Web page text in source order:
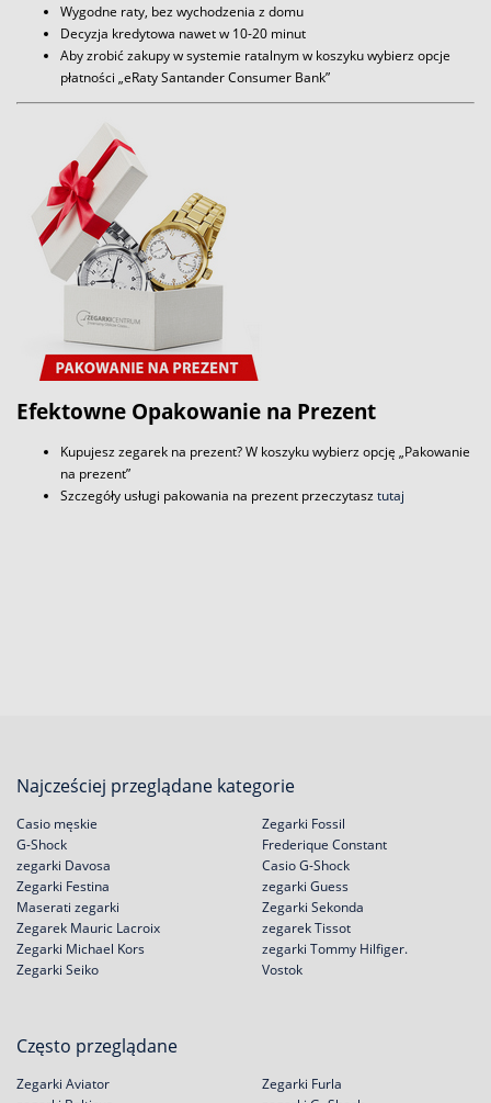
Wygodne raty, bez wychodzenia z domu
Decyzja kredytowa nawet w 10-20 minut
Aby zrobić zakupy w systemie ratalnym w koszyku wybierz opcje
płatności „eRaty Santander Consumer Bank”
Efektowne Opakowanie na Prezent
Kupujesz zegarek na prezent? W koszyku wybierz opcję „Pakowanie
na prezent”
Szczegóły usługi pakowania na prezent przeczytasztutaj
Najcześciej przeglądane kategorie
Casio męskie
G-Shock
zegarki Davosa
Zegarki Festina
Zegarki Fossil
Frederique Constant
Casio G-Shock
zegarki Guess
Maserati zegarki
Zegarek Mauric Lacroix
Zegarki Michael Kors
Zegarki Seiko
Zegarki Sekonda
zegarek Tissot
zegarki Tommy Hilfiger.
Vostok
Często przeglądane
Zegarki Aviator
Zegarki Furla